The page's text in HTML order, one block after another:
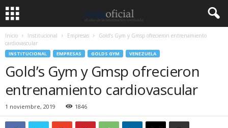
Inicio Institucional Empresas
Gold’s Gym y Gmsp ofrecieron entrenamiento
cardiovascular
INSTITUCIONAL EMPRESAS GOLDS GYM VENEZUELA
Gold’s Gym y Gmsp ofrecieron
entrenamiento cardiovascular
1 noviembre, 2019 1846